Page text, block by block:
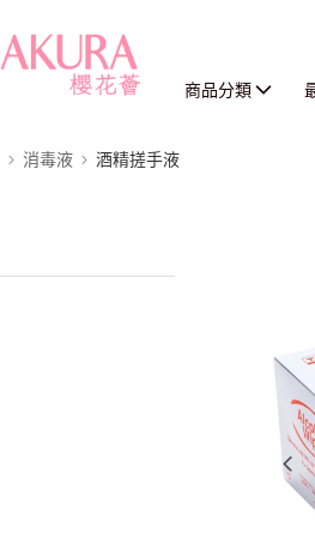
商品分類
消毒液 酒精搓手液